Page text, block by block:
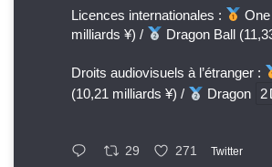
Licences internationales :
milliards ¥) /
Dragon Ball
Droits audiovisuels à l’étranger :
(10,21 milliards ¥) /
Dragon 2
29 271 Twitter